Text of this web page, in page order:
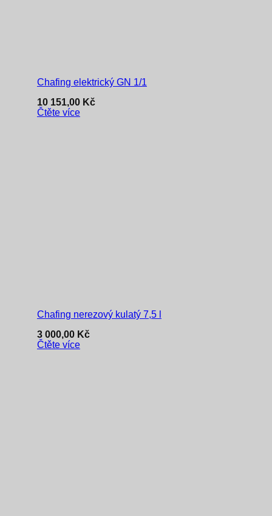
Chafing elektrický GN 1/1
10 151,00 Kč
Čtěte více
Chafing nerezový kulatý 7,5 l
3 000,00 Kč
Čtěte více